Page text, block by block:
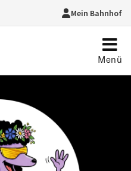
Mein Bahnhof
Menü